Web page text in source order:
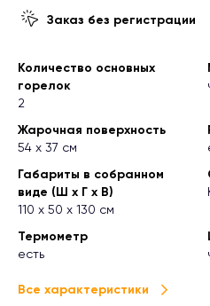
Заказ без регистрации
Количество основных
горелок
2
Жарочная поверхность
54 х 37 см
Габариты в собранном
виде (Ш х Г х В)
110 х 50 х 130 см
Термометр
есть
Все характеристики